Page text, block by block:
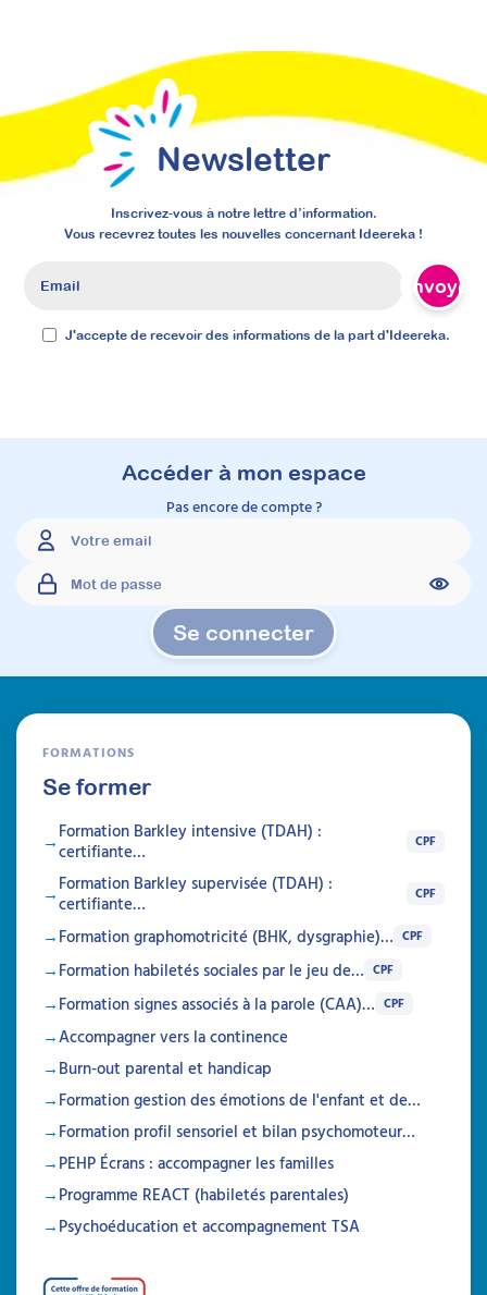
Newsletter
Inscrivez-vous à notre lettre d’information.
Vous recevrez toutes les nouvelles concernant Ideereka !
Envoyer
J'accepte de recevoir des informations de la part d'Ideereka.
Accéder à mon espace
Pas encore de compte ?
Se connecter
FORMATIONS
Se former
Formation Barkley intensive (TDAH) :
certifiante…
CPF
Formation Barkley supervisée (TDAH) :
certifiante…
CPF
Formation graphomotricité (BHK, dysgraphie)… CPF
Formation habiletés sociales par le jeu de… CPF
Formation signes associés à la parole (CAA)… CPF
Accompagner vers la continence
Burn-out parental et handicap
Formation gestion des émotions de l'enfant et de…
Formation profil sensoriel et bilan psychomoteur…
PEHP Écrans : accompagner les familles
Programme REACT (habiletés parentales)
Psychoéducation et accompagnement TSA